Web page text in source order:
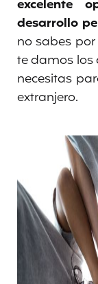
excelente
desarrollo
no sabes
te damos los
necesitas
extranjero.